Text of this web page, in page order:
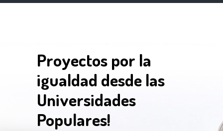
Proyectos por la
igualdad desde las
Universidades
Populares!